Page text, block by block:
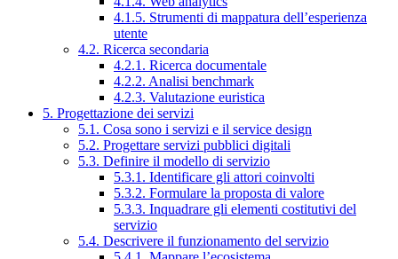
4.1.5. Strumenti di mappatura dell’esperienza
utente
4.2. Ricerca secondaria
4.2.1. Ricerca documentale
4.2.2. Analisi benchmark
4.2.3. Valutazione euristica
5. Progettazione dei servizi
5.1. Cosa sono i servizi e il service design
5.2. Progettare servizi pubblici digitali
5.3. Definire il modello di servizio
5.3.1. Identificare gli attori coinvolti
5.3.2. Formulare la proposta di valore
5.3.3. Inquadrare gli elementi costitutivi del
servizio
5.4. Descrivere il funzionamento del servizio